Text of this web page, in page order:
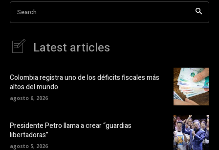
Search
Latest articles
Colombia registra uno de los déficits fiscales más
altos del mundo
agosto 6, 2026
Presidente Petro llama a crear “guardias
libertadoras”
agosto 5, 2026